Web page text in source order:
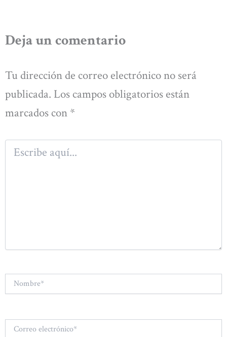
Deja un comentario
Tu dirección de correo electrónico no será
publicada. Los campos obligatorios están
marcados con *
aquí...
Nombre*
electrónico*